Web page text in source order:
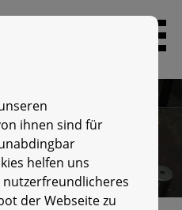
ihnen sind für
helfen uns
nutzerfreundlicheres
der Webseite zu